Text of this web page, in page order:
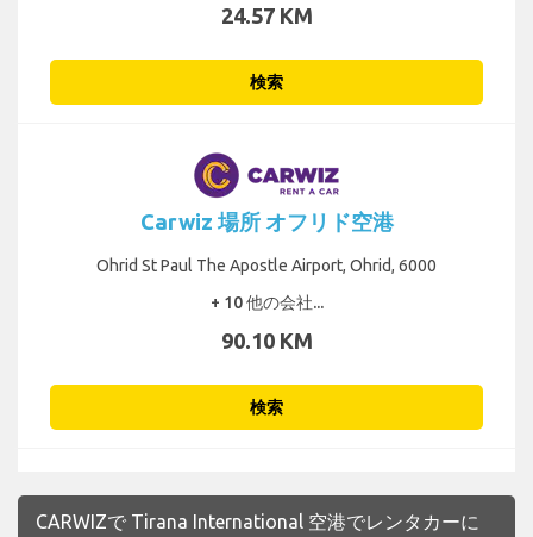
24.57 KM
検索
Carwiz 場所 オフリド空港
Ohrid St Paul The Apostle Airport, Ohrid, 6000
+ 10 他の会社...
90.10 KM
検索
CARWIZで Tirana International 空港でレンタカーに